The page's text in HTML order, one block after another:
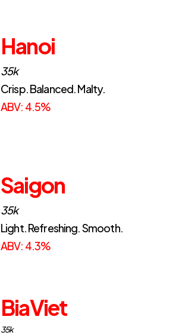
Hanoi
35k
Crisp. Balanced. Malty.
ABV: 4.5%
Saigon
35k
Light. Refreshing. Smooth.
ABV: 4.3%
BiaViet
35k